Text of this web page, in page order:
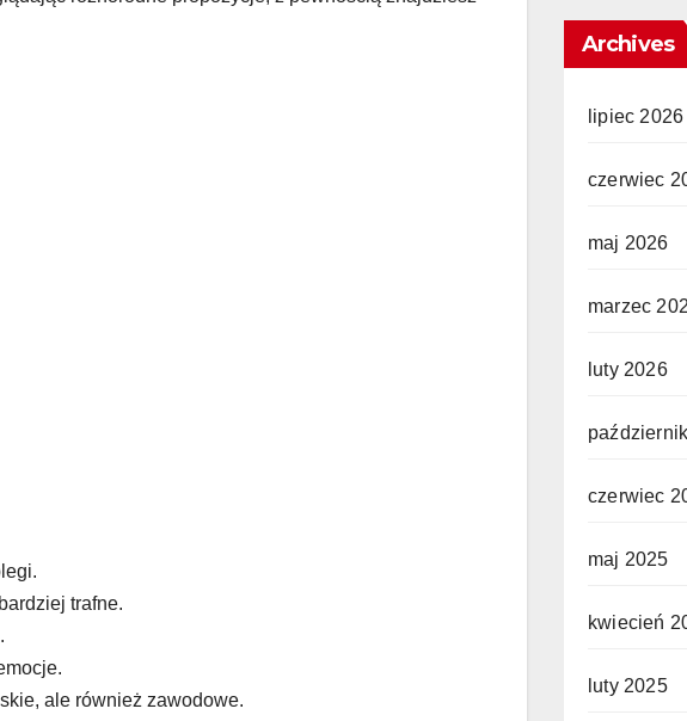
trafne.
ale również zawodowe.
Archives
lipiec 2026
czerwiec
maj 2026
marzec
luty 2026
czerwiec
maj 2025
kwiecień
luty 2025